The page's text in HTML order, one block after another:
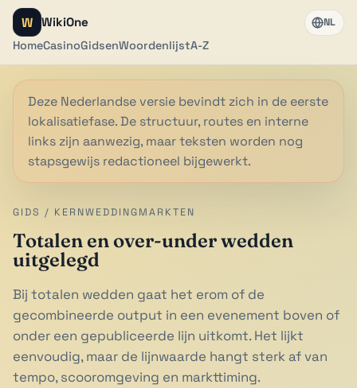
W WikiOne
HomeCasinoGidsenWoordenlijstA-Z
NL
Deze Nederlandse versie bevindt zich in de eerste
lokalisatiefase. De structuur, routes en interne
links zijn aanwezig, maar teksten worden nog
stapsgewijs redactioneel bijgewerkt.
GIDS / KERNWEDDINGMARKTEN
Totalen en over-under wedden
uitgelegd
Bij totalen wedden gaat het erom of de
gecombineerde output in een evenement boven of
onder een gepubliceerde lijn uitkomt. Het lijkt
eenvoudig, maar de lijnwaarde hangt sterk af van
tempo, scooromgeving en markttiming.